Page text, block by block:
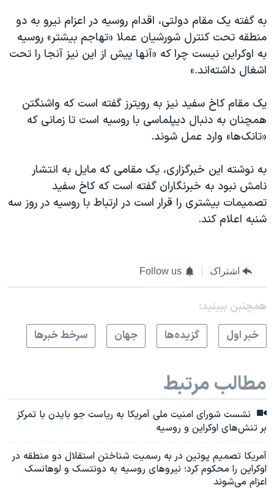
به گفته یک مقام دولتی، اقدام روسیه در اعزام نیرو به دو
منطقه تحت کنترل شورشیان عملا «تهاجم بیشتر» روسیه
به اوکراین نیست چرا که «آنها پیش از این نیز آنجا را تحت
اشغال داشته‌اند.»
یک مقام کاخ سفید نیز به رویترز گفته است که واشنگتن
همچنان به دنبال دیپلماسی با روسیه است تا زمانی که
«تانک‌ها» وارد عمل شوند.
به نوشته این خبرگزاری، یک مقامی که مایل به انتشار
نامش نبود به خبرنگاران گفته است که کاخ سفید
تصمیمات بیشتری را قرار است در ارتباط با روسیه در روز سه
شنبه اعلام ‌کند.
اشتراک Follow us
همچنبن ببینید:
خبر اول
گزيده‌ها جهان سرخط خبرها
مطالب مرتبط
نشست شورای امنیت ملی آمریکا به ریاست جو بایدن با تمرکز
بر تنش‌های اوکراین و روسیه
آمریکا تصمیم پوتین در به رسمیت شناختن استقلال دو منطقه در
اوکراین را محکوم کرد؛ نیروهای روسیه به دونتسک و لوهانسک
اعزام می‌شوند